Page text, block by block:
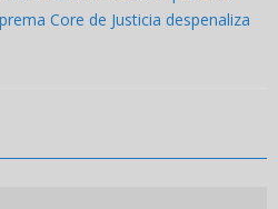
Core de Justicia despenaliza